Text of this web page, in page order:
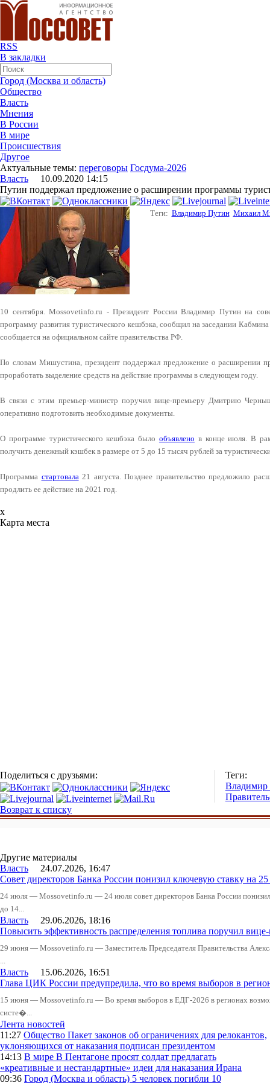
RSS
В закладки
Город (Москва и область)
Общество
Власть
Мнения
В России
В мире
Происшествия
Другое
Актуальные темы: переговоры Госдума-2026
Власть 10.09.2020 14:15
Путин поддержал предложение о расширении программы
Теги: Владимир Путин Михаил
10 сентября. Mossovetinfo.ru - Президент России Владимир Путин на
программу развития туристического кешбэка, сообщил на заседании
сообщается на официальном сайте правительства РФ.
По словам Мишустина, президент поддержал предложение о расширении
проработать выделение средств на действие программы в следующем году.
В связи с этим премьер-министр поручил вице-премьеру Дмитрию
оперативно подготовить необходимые документы.
О программе туристического кешбэка было объявлено в конце июля. В
получить денежный кэшбек в размере от 5 до 15 тысяч рублей за
Программа стартовала21 августа. Позднее правительство предложило
продлить ее действие на 2021 год.
x
Карта места
Поделиться с друзьями:
Теги:
Владимир
Возврат к списку
Другие материалы
Власть 24.07.2026, 16:47
Совет директоров Банка России понизил ключевую ставку на
24 июля — Mossovetinfo.ru — 24 июля совет директоров Банка России
до 14...
Власть 29.06.2026, 18:16
Повысить эффективность распределения топлива поручил
29 июня — Mossovetinfo.ru — Заместитель Председателя Правительства
...
Власть 15.06.2026, 16:51
Глава ЦИК России предупредила, что во время выборов в
15 июня — Mossovetinfo.ru — Во время выборов в ЕДГ-2026 в регионах
систе�...
Лента новостей
11:27 Общество Пакет законов об ограничениях для релокантов,
уклоняющихся от наказания подписан президентом
14:13 В мире В Пентагоне просят солдат предлагать
«креативные и нестандартные» идеи для наказания Ирана
09:36 Город (Москва и область) 5 человек погибли 10